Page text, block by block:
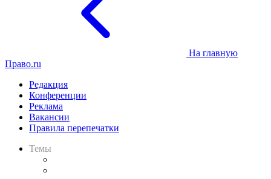
На главную
Право.ru
Редакция
Конференции
Реклама
Вакансии
Правила перепечатки
Темы